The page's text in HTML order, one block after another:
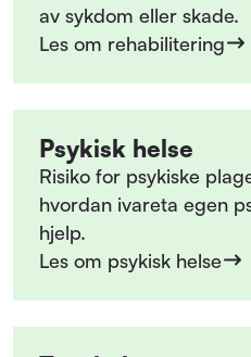
av sykdom eller skade.
Les om rehabilitering
Psykisk helse
Risiko for psykiske
hvordan ivareta egen
hjelp.
Les om psykisk helse